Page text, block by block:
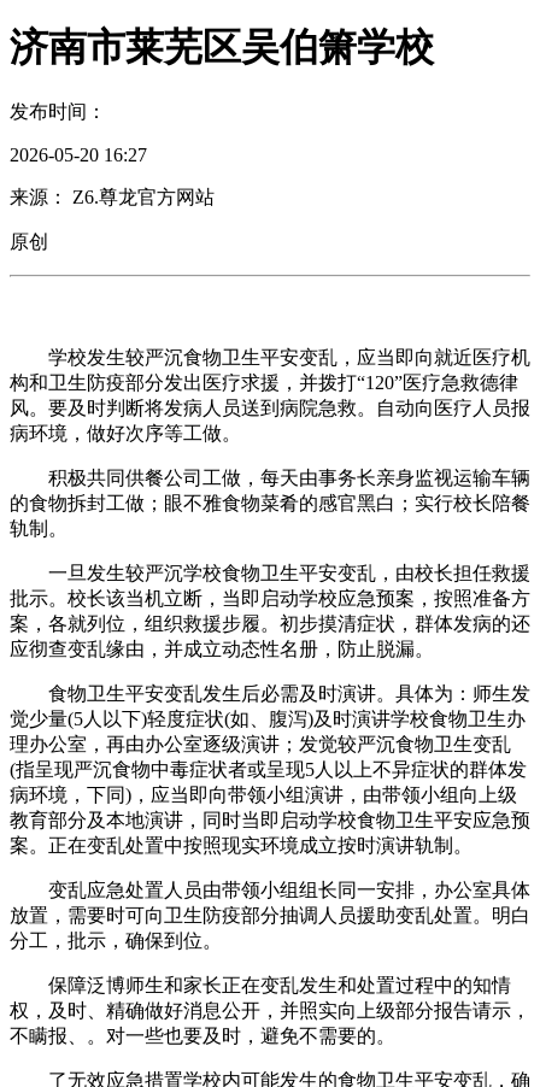
济南市莱芜区吴伯箫学校
发布时间：
2026-05-20 16:27
来源： Z6.尊龙官方网站
原创
学校发生较严沉食物卫生平安变乱，应当即向就近医疗机
构和卫生防疫部分发出医疗求援，并拨打“120”医疗急救德律
风。要及时判断将发病人员送到病院急救。自动向医疗人员报
病环境，做好次序等工做。
积极共同供餐公司工做，每天由事务长亲身监视运输车辆
的食物拆封工做；眼不雅食物菜肴的感官黑白；实行校长陪餐
轨制。
一旦发生较严沉学校食物卫生平安变乱，由校长担任救援
批示。校长该当机立断，当即启动学校应急预案，按照准备方
案，各就列位，组织救援步履。初步摸清症状，群体发病的还
应彻查变乱缘由，并成立动态性名册，防止脱漏。
食物卫生平安变乱发生后必需及时演讲。具体为：师生发
觉少量(5人以下)轻度症状(如、腹泻)及时演讲学校食物卫生办
理办公室，再由办公室逐级演讲；发觉较严沉食物卫生变乱
(指呈现严沉食物中毒症状者或呈现5人以上不异症状的群体发
病环境，下同)，应当即向带领小组演讲，由带领小组向上级
教育部分及本地演讲，同时当即启动学校食物卫生平安应急预
案。正在变乱处置中按照现实环境成立按时演讲轨制。
变乱应急处置人员由带领小组组长同一安排，办公室具体
放置，需要时可向卫生防疫部分抽调人员援助变乱处置。明白
分工，批示，确保到位。
保障泛博师生和家长正在变乱发生和处置过程中的知情
权，及时、精确做好消息公开，并照实向上级部分报告请示，
不瞒报、。对一些也要及时，避免不需要的。
了无效应急措置学校内可能发生的食物卫生平安变乱，确